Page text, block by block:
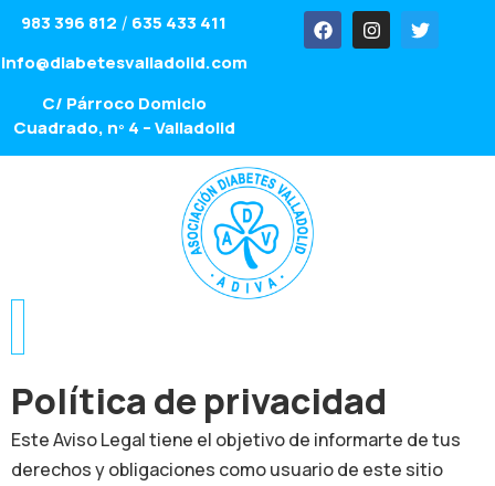
983 396 812 / 635 433 411
info@diabetesvalladolid.com
C/ Párroco Domicio
Cuadrado, nº 4 – Valladolid
Política de privacidad
Este Aviso Legal tiene el objetivo de informarte de tus
derechos y obligaciones como usuario de este sitio